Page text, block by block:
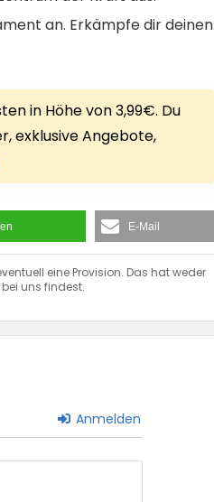
an. Erkämpfe dir deinen
in Höhe von 3,99€. Du
exklusive Angebote,
E-Mail
eine Provision. Das hat weder
uns findest.
Anmelden